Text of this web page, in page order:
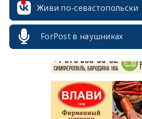
Живи по-севастопольски
ForPost в наушниках